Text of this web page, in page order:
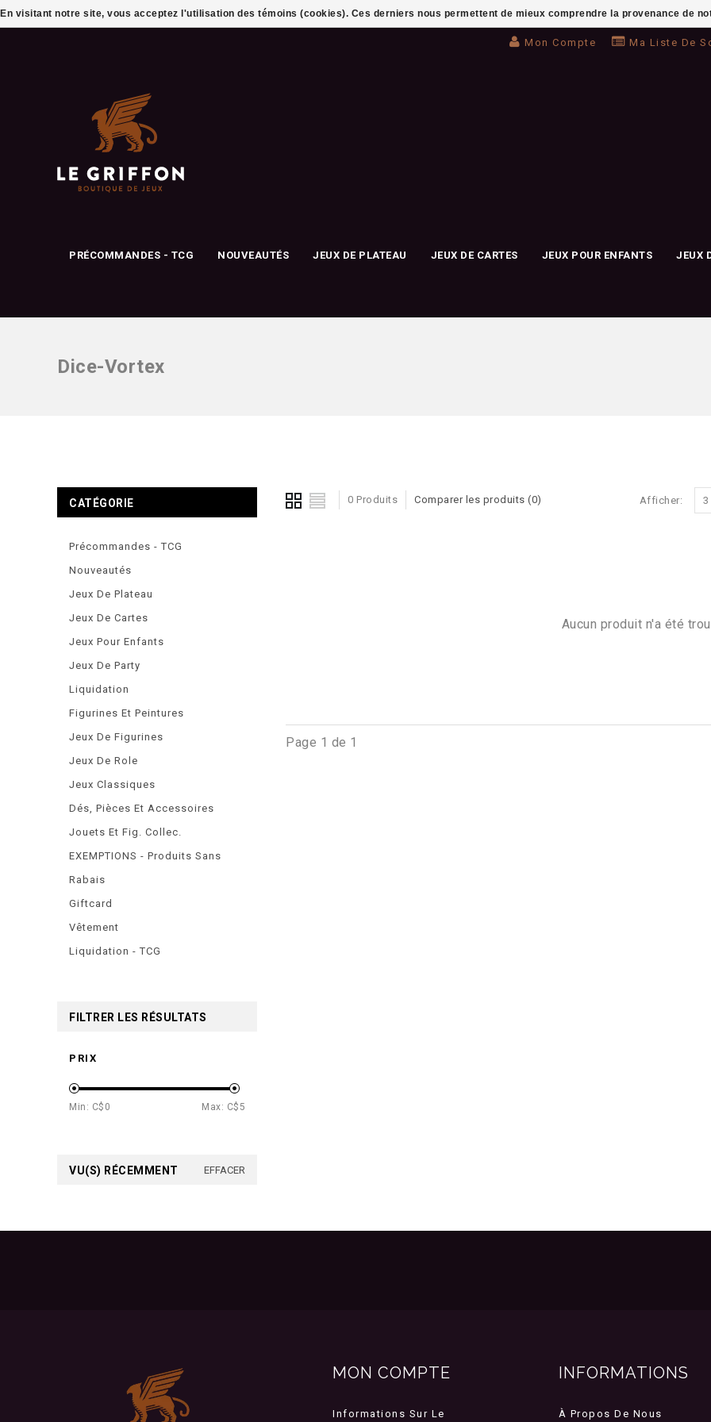
Mon Compte Ma Liste De
PRÉCOMMANDES - TCG NOUVEAUTÉS JEUX DE PLATEAU JEUX DE CARTES JEUX POUR ENFANTS JEUX
Dice-Vortex
0 Produits Comparer les produits (0) Afficher: 3
Aucun produit n'a été
Page 1 de 1
CATÉGORIE
Précommandes - TCG
Nouveautés
Jeux De Plateau
Jeux De Cartes
Jeux Pour Enfants
Jeux De Party
Liquidation
Figurines Et Peintures
Jeux De Figurines
Jeux De Role
Jeux Classiques
Dés, Pièces Et Accessoires
Jouets Et Fig. Collec.
EXEMPTIONS - Produits Sans
Rabais
Giftcard
Vêtement
Liquidation - TCG
FILTRER LES RÉSULTATS
PRIX
Min: C$ 0 Max: C$ 5
VU(S) RÉCEMMENT EFFACER
MON COMPTE
Informations Sur Le
INFORMATIONS
À Propos De Nous
En visitant notre site, vous acceptez l'utilisation des témoins (cookies). Ces derniers nous permettent de mieux comprendre la provenance de